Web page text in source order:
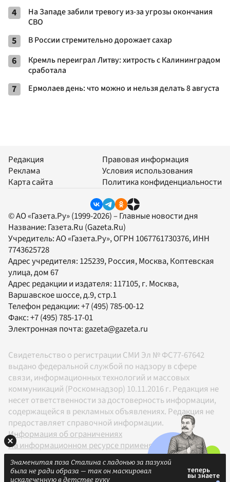
4
На Западе забили тревогу из-за угрозы окончания
СВО
5 В России стремительно дорожает сахар
6
Кремль переиграл Литву: хитрость с Калининградом
сработала
7 Ермолаев день: что можно и нельзя делать 8 августа
Редакция
Реклама
Карта сайта
Правовая информация
Условия использования
Политика конфиденциальности
© АО «Газета.Ру» (1999-2026) – Главные новости дня
Название: Газета.Ru (Gazeta.Ru)
Учредитель:АО «Газета.Ру», ОГРН 1067761730376, ИНН
7743625728
Адрес учредителя: 125239, Россия, Москва, Коптевская
улица, дом 67
Адрес редакции и издателя: 117105, г. Москва,
Варшавское шоссе, д.9, стр.1
Телефон редакции:+7 (495) 785-00-12
Факс:+7 (495) 785-17-01
Электронная почта:gazeta@gazeta.ru
Свидетельство о регистрации СМИ Эл № ФС77-67642
выдано федеральной службой по надзору в сфере
связи, информационных технологий и массовых
коммуникаций (Роскомнадзор) 10.11.2016 г. Редакция не
несет ответственности за достоверность информации,
содержащейся в рекламных объявлениях. Редакция не
предоставляет справочной информации.
Информация об ограничениях
На информационном ресурсе применяются
рекомендательные технологии в соответствии с
Правилами
Знаменитая поза Сталина с ладонью за пазухой
была не ради образа — так он маскировал
искалеченную в детстве руку